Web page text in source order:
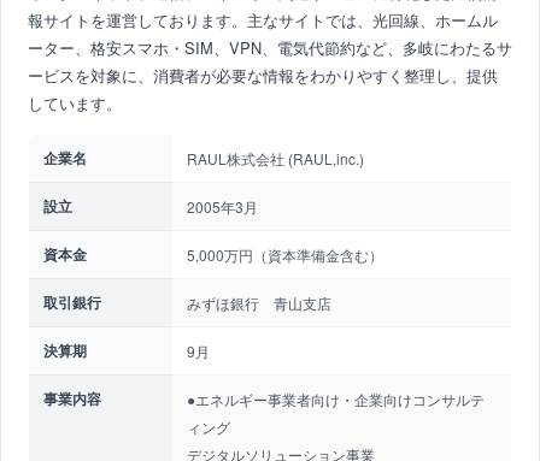
報サイトを運営しております。主なサイトでは、光回線、ホームル
ーター、格安スマホ・SIM、VPN、電気代節約など、多岐にわたるサ
ービスを対象に、消費者が必要な情報をわかりやすく整理し、提供
しています。
企業名 RAUL株式会社 (RAUL,inc.)
設立 2005年3月
資本金 5,000万円（資本準備金含む）
取引銀行 みずほ銀行 青山支店
決算期 9月
事業内容
●エネルギー事業者向け・企業向けコンサルテ
ィング
デジタルソリューション事業